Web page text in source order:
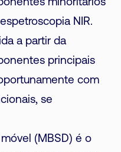
minoritários
NIR.
a partir da
principais
com
se
(MBSD) é o